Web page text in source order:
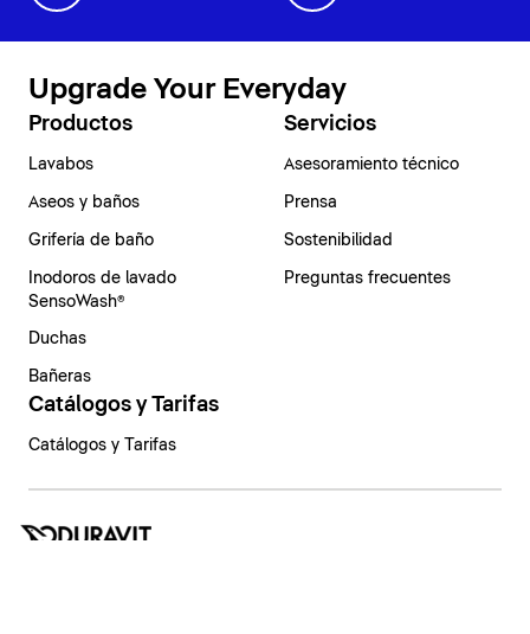
Upgrade Your Everyday
Productos
Lavabos
Aseos y baños
Grifería de baño
Inodoros de lavado
SensoWash®
Duchas
Bañeras
Servicios
Asesoramiento técnico
Prensa
Sostenibilidad
Preguntas frecuentes
Catálogos y Tarifas
Catálogos y Tarifas